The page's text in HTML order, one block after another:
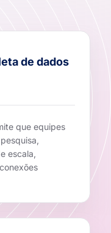
de dados
que equipes
escala,